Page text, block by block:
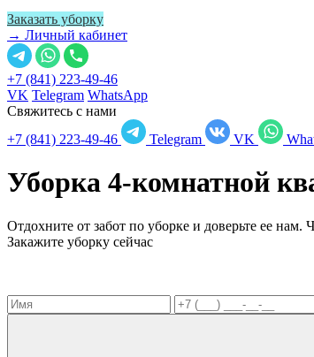
Заказать уборку
→ Личный кабинет
+7 (841) 223-49-46
VK Telegram WhatsApp
Свяжитесь с нами
+7 (841) 223-49-46
Telegram VK
Уборка 4-комнатной
Отдохните от забот по уборке и доверьте ее нам.
Закажите уборку сейчас